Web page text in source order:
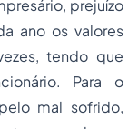
prejuízo
ano os valores
tendo que
Para o
mal sofrido,